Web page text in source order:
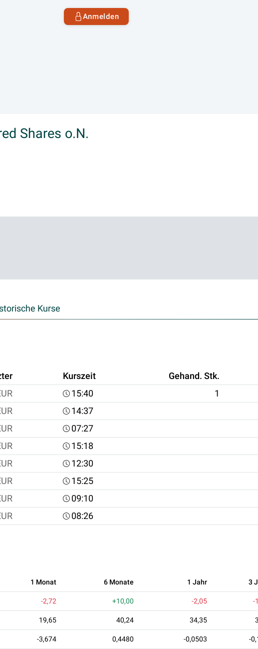
Anmelden
Shares o.N.
Kurse
Kurszeit Gehand. Stk.
15:40 1
14:37
07:27
15:18
12:30
15:25
09:10
08:26
1 Monat 6 Monate 1 Jahr 3
-2,72 +10,00 -2,05 -
19,65 40,24 34,35
-3,674 0,4480 -0,0503 -